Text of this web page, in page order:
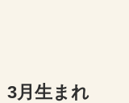
3月生まれ